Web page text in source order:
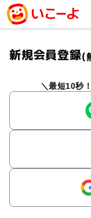
新規会員登録(
最短10秒